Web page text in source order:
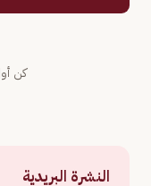
كن
النشرة البريدية